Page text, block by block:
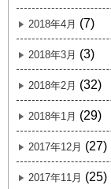
2018年4月 (7)
2018年3月 (3)
2018年2月 (32)
2018年1月 (29)
2017年12月 (27)
2017年11月 (25)